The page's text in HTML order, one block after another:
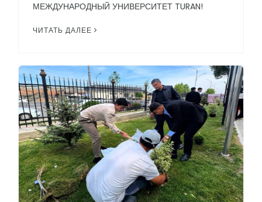
МЕЖДУНАРОДНЫЙ УНИВЕРСИТЕТ TURAN!
ЧИТАТЬ ДАЛЕЕ